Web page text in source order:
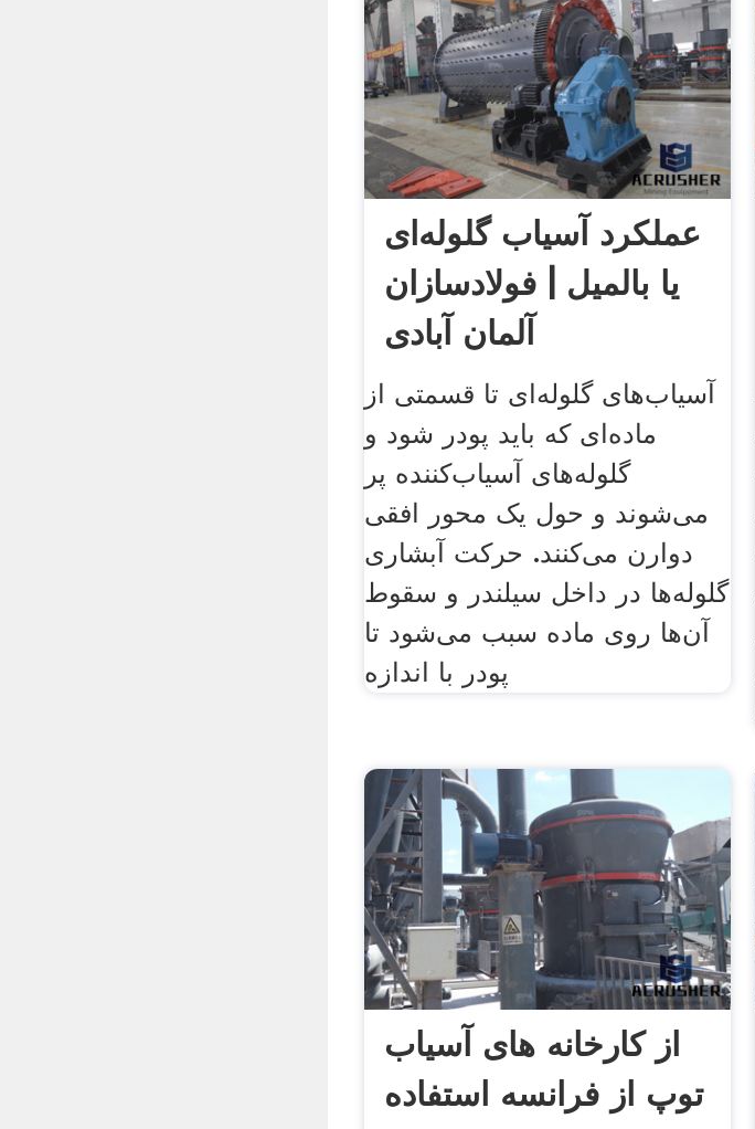
عملکرد آسیاب گلوله‌ای
یا بالمیل | فولادسازان
آلمان آبادی
آسیاب‌های گلوله‌ای تا قسمتی از
ماده‌ای که باید پودر شود و
گلوله‌های آسیاب‌کننده پر
می‌شوند و حول یک محور افقی
دوارن می‌کنند. حرکت آبشاری
گلوله‌ها در داخل سیلندر و سقوط
آن‌ها روی ماده سبب می‌شود تا
پودر با اندازه
از کارخانه های آسیاب
توپ از فرانسه استفاده